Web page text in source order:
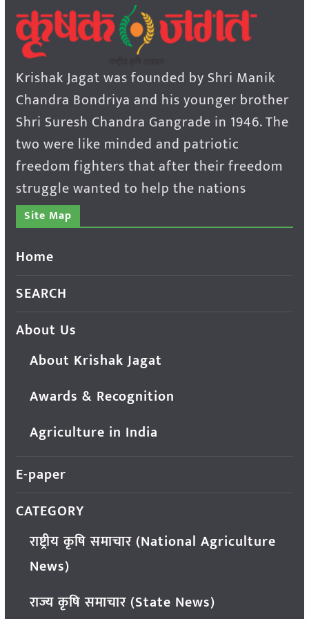
Krishak Jagat was founded by Shri Manik
Chandra Bondriya and his younger brother
Shri Suresh Chandra Gangrade in 1946. The
two were like minded and patriotic
freedom fighters that after their freedom
struggle wanted to help the nations
Site Map
Home
SEARCH
About Us
About Krishak Jagat
Awards & Recognition
Agriculture in India
E-paper
CATEGORY
राष्ट्रीय कृषि समाचार (National Agriculture
News)
राज्य कृषि समाचार (State News)